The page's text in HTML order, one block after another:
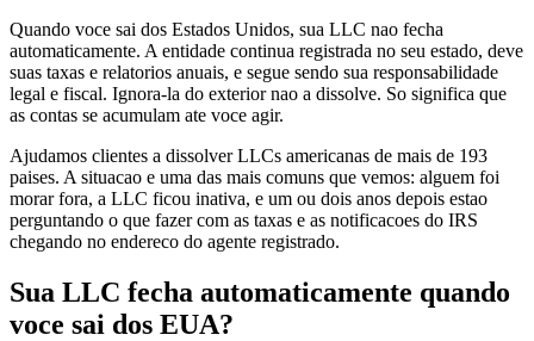
Quando voce sai dos Estados Unidos, sua LLC nao fecha
automaticamente. A entidade continua registrada no seu estado, deve
suas taxas e relatorios anuais, e segue sendo sua responsabilidade
legal e fiscal. Ignora-la do exterior nao a dissolve. So significa que
as contas se acumulam ate voce agir.
Ajudamos clientes a dissolver LLCs americanas de mais de 193
paises. A situacao e uma das mais comuns que vemos: alguem foi
morar fora, a LLC ficou inativa, e um ou dois anos depois estao
perguntando o que fazer com as taxas e as notificacoes do IRS
chegando no endereco do agente registrado.
Sua LLC fecha automaticamente quando
voce sai dos EUA?